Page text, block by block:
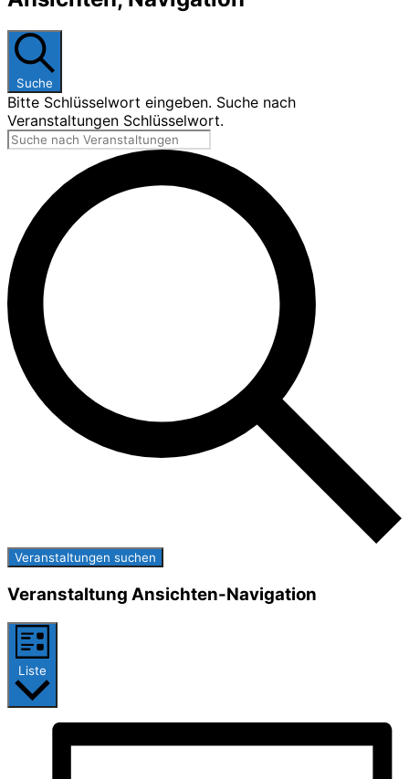
Suche
Bitte Schlüsselwort eingeben. Suche nach
Veranstaltungen Schlüsselwort.
Veranstaltungen suchen
Veranstaltung Ansichten-Navigation
Liste